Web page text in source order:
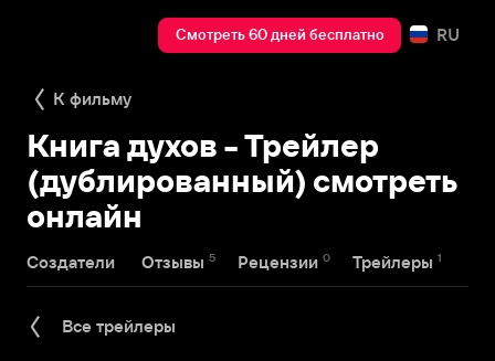
Смотреть 60 дней бесплатно RU
К фильму
Книга духов - Трейлер
(дублированный) смотреть
онлайн
Создатели Отзывы 5 Рецензии 0 Трейлеры 1
Все трейлеры